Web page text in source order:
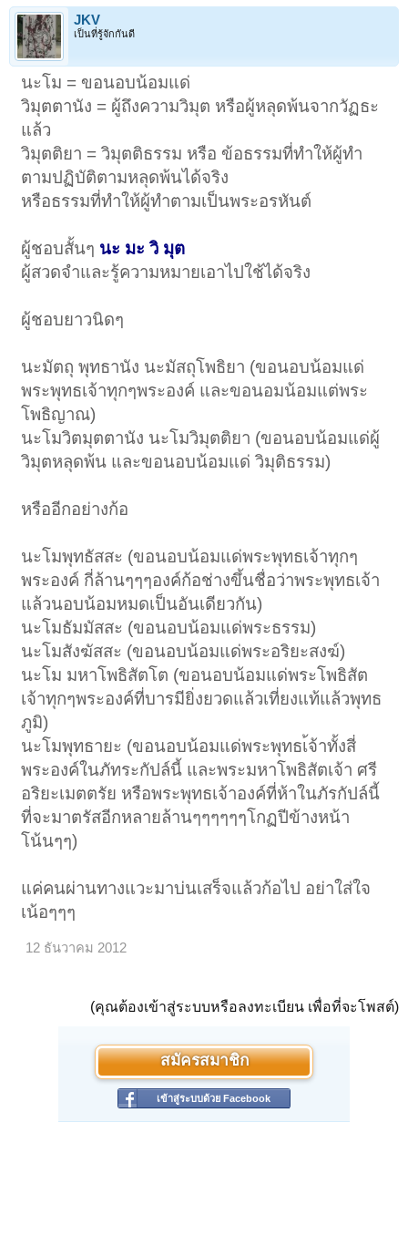
JKV
เป็นที่รู้จักกันดี
นะโม = ขอนอบน้อมแด่
วิมุตตานัง = ผู้ถึงความวิมุต หรือผู้หลุดพ้นจากวัฏธะ
แล้ว
วิมุตติยา = วิมุตติธรรม หรือ ข้อธรรมที่ทำให้ผู้ทำ
ตามปฏิบัติตามหลุดพ้นได้จริง
หรือธรรมที่ทำให้ผู้ทำตามเป็นพระอรหันต์
ผู้ชอบสั้นๆ นะ มะ วิ มุต
ผู้สวดจำและรู้ความหมายเอาไปใช้ได้จริง
ผู้ชอบยาวนิดๆ
นะมัตถุ พุทธานัง นะมัสถุโพธิยา (ขอนอบน้อมแด่
พระพุทธเจ้าทุกๆพระองค์ และขอนอมน้อมแต่พระ
โพธิญาณ)
นะโมวิตมุตตานัง นะโมวิมุตติยา (ขอนอบน้อมแด่ผู้
วิมุตหลุดพ้น และขอนอบน้อมแด่ วิมุติธรรม)
หรืออีกอย่างก้อ
นะโมพุทธัสสะ (ขอนอบน้อมแด่พระพุทธเจ้าทุกๆ
พระองค์ กี่ล้านๆๆๆองค์ก้อช่างขึ้นชื่อว่าพระพุทธเจ้า
แล้วนอบน้อมหมดเป็นอันเดียวกัน)
นะโมธัมมัสสะ (ขอนอบน้อมแด่พระธรรม)
นะโมสังฆัสสะ (ขอนอบน้อมแด่พระอริยะสงฆ์)
นะโม มหาโพธิสัตโต (ขอนอบน้อมแด่พระโพธิสัต
เจ้าทุกๆพระองค์ที่บารมียิ่งยวดแล้วเที่ยงแท้แล้วพุทธ
ภูมิ)
นะโมพุทธายะ (ขอนอบน้อมแด่พระพุทธเ้จ้าทั้งสี่
พระองค์ในภัทระกัปล์นี้ และพระมหาโพธิสัตเจ้า ศรี
อริยะเมตตรัย หรือพระพุทธเจ้าองค์ที่ห้าในภัรกัปล์นี้
ที่จะมาตรัสอีกหลายล้านๆๆๆๆๆๆโกฏปีข้างหน้า
โน้นๆๆ)
แค่คนผ่านทางแวะมาบ่นเสร็จแล้วก้อไป อย่าใส่ใจ
เน้อๆๆๆ
12 ธันวาคม 2012
(คุณต้องเข้าสู่ระบบหรือลงทะเบียน เพื่อที่จะโพสต์)
สมัครสมาชิก
เข้าสู่ระบบด้วย Facebook